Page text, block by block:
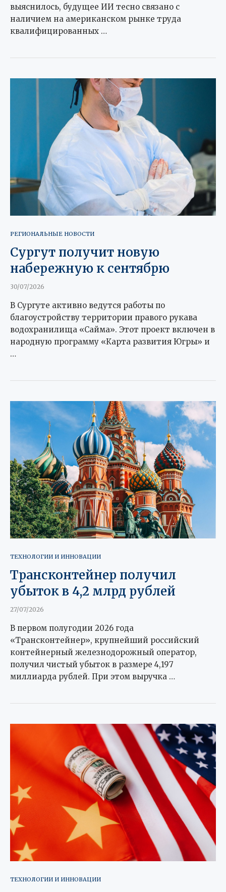
выяснилось, будущее ИИ тесно связано с
наличием на американском рынке труда
квалифицированных …
РЕГИОНАЛЬНЫЕ НОВОСТИ
Сургут получит новую
набережную к сентябрю
30/07/2026
В Сургуте активно ведутся работы по
благоустройству территории правого рукава
водохранилища «Сайма». Этот проект включен в
народную программу «Карта развития Югры» и
…
ТЕХНОЛОГИИ И ИННОВАЦИИ
Трансконтейнер получил
убыток в 4,2 млрд рублей
27/07/2026
В первом полугодии 2026 года
«Трансконтейнер», крупнейший российский
контейнерный железнодорожный оператор,
получил чистый убыток в размере 4,197
миллиарда рублей. При этом выручка …
ТЕХНОЛОГИИ И ИННОВАЦИИ